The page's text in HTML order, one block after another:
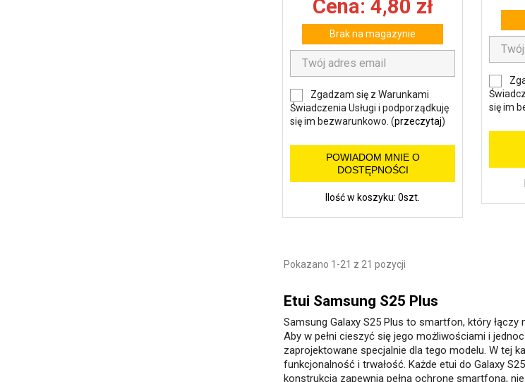
Cena: 4,80 zł
Brak na magazynie
Zgadzam się z Warunkami
Świadczenia Usługi i podporządkuję
się im bezwarunkowo. (przeczytaj)
POWIADOM MNIE O
DOSTĘPNOŚCI
Ilość w koszyku: 0szt.
się im
Pokazano 1-21 z 21 pozycji
Etui Samsung S25 Plus
Samsung Galaxy S25 Plus to smartfon, który
Aby w pełni cieszyć się jego możliwościami i
zaprojektowane specjalnie dla tego modelu. W tej
funkcjonalność i trwałość. Każde etui do Galaxy
konstrukcja zapewnia pełną ochronę smartfona,